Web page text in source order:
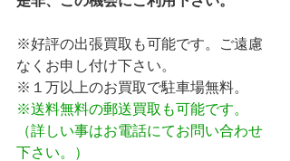
※好評の出張買取も可能です。ご遠慮
なくお申し付け下さい。
※１万以上のお買取で駐車場無料。
※送料無料の郵送買取も可能です。
（詳しい事はお電話にてお問い合わせ
下さい。）